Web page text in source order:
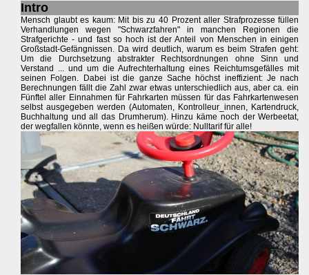
Intro
Mensch glaubt es kaum: Mit bis zu 40 Prozent aller Strafprozesse füllen
Verhandlungen wegen "Schwarzfahren" in manchen Regionen die
Strafgerichte - und fast so hoch ist der Anteil von Menschen in einigen
Großstadt-Gefängnissen. Da wird deutlich, warum es beim Strafen geht:
Um die Durchsetzung abstrakter Rechtsordnungen ohne Sinn und
Verstand ... und um die Aufrechterhaltung eines Reichtumsgefälles mit
seinen Folgen. Dabei ist die ganze Sache höchst ineffizient: Je nach
Berechnungen fällt die Zahl zwar etwas unterschiedlich aus, aber ca. ein
Fünftel aller Einnahmen für Fahrkarten müssen für das Fahrkartenwesen
selbst ausgegeben werden (Automaten, Kontrolleur_innen, Kartendruck,
Buchhaltung und all das Drumherum). Hinzu käme noch der Werbeetat,
der wegfallen könnte, wenn es heißen würde: Nulltarif für alle!